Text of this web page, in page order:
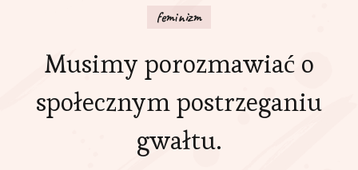
feminizm
Musimy porozmawiać o
społecznym postrzeganiu
gwałtu.